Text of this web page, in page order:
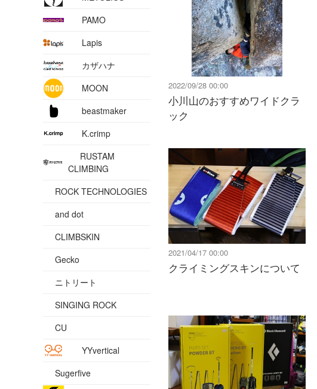
PAMO
Lapis
カザハナ
MOON
beastmaker
K.crimp
RUSTAM
CLIMBING
ROCK TECHNOLOGIES
and dot
CLIMBSKIN
Gecko
ニトリート
SINGING ROCK
CU
YYvertical
Sugerfive
2022/09/28 00:00
小川山のおすすめワイドクラ
ック
2021/04/17 00:00
クライミングスキンについて